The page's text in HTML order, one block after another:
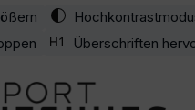
springen
Überschriften